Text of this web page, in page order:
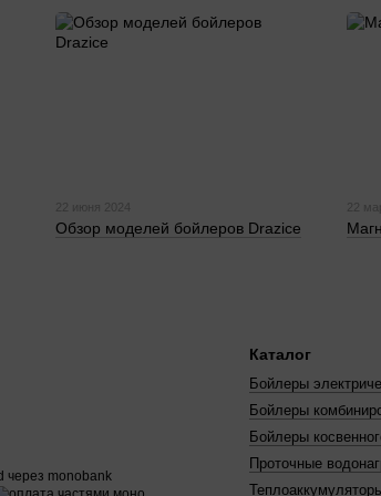
22 июня 2024
Обзор моделей бойлеров Drazice
22
Каталог
Бойлеры
Бойлеры
Бойлеры
Проточные